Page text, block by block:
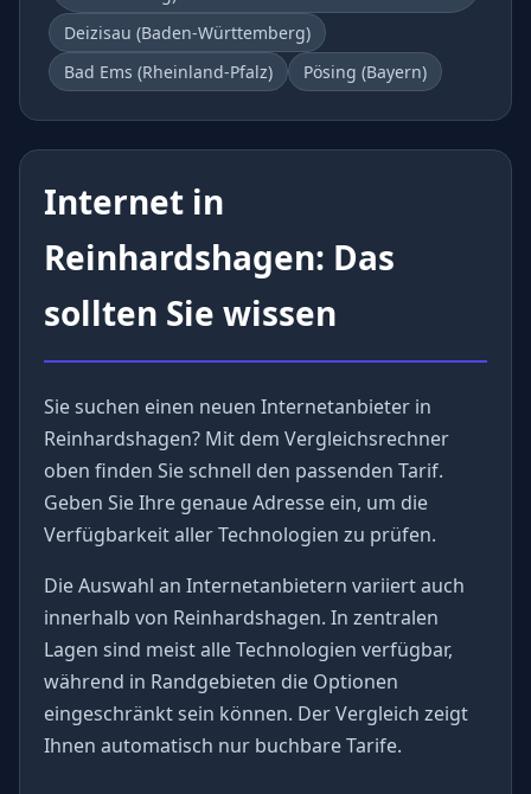
Deizisau (Baden-Württemberg)
Bad Ems (Rheinland-Pfalz)
Pösing (Bayern)
Internet in
Reinhardshagen: Das
sollten Sie wissen
Sie suchen einen neuen Internetanbieter in
Reinhardshagen? Mit dem Vergleichsrechner
oben finden Sie schnell den passenden Tarif.
Geben Sie Ihre genaue Adresse ein, um die
Verfügbarkeit aller Technologien zu prüfen.
Die Auswahl an Internetanbietern variiert auch
innerhalb von Reinhardshagen. In zentralen
Lagen sind meist alle Technologien verfügbar,
während in Randgebieten die Optionen
eingeschränkt sein können. Der Vergleich zeigt
Ihnen automatisch nur buchbare Tarife.